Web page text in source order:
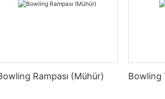
Rampası (Mühür) Bowling